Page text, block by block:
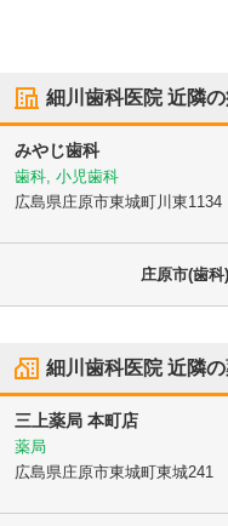
細川歯科医院近隣の
みやじ歯科
歯科, 小児歯科
広島県庄原市東城町川東1134
庄原市(歯
細川歯科医院近隣の
三上薬局 本町店
薬局
広島県庄原市東城町東城241